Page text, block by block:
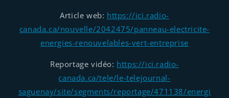
Article web: https://ici.radio-
canada.ca/nouvelle/2042475/panneau-electricite-
energies-renouvelables-vert-entreprise
Reportage vidéo: https://ici.radio-
canada.ca/tele/le-telejournal-
saguenay/site/segments/reportage/471138/energi